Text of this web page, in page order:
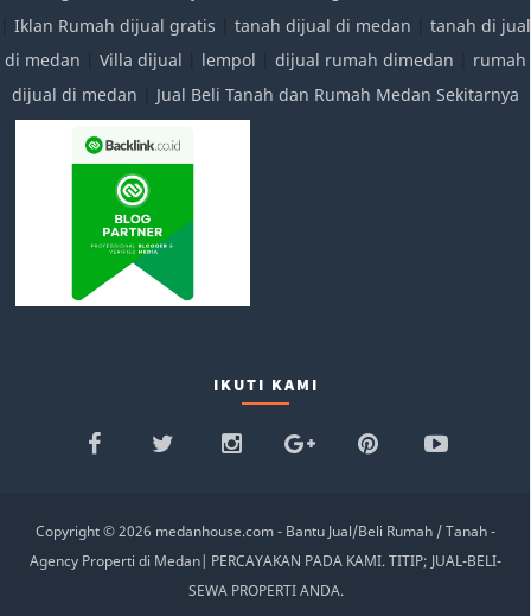
dijual di medan|Jual Beli Tanah dan Rumah Medan Sekitarnya
SEWA PROPERTI ANDA.